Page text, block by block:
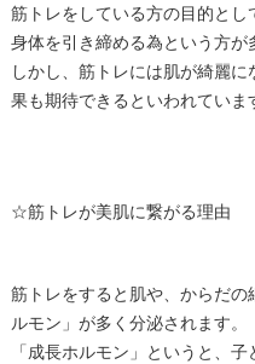
筋トレをしている方の目的と
身体を引き締める為という方が
しかし、筋トレには肌が綺麗
果も期待できるといわれていま
☆筋トレが美肌に繋がる理由
筋トレをすると肌や、からだ
ルモン」が多く分泌されます。
「成長ホルモン」というと、